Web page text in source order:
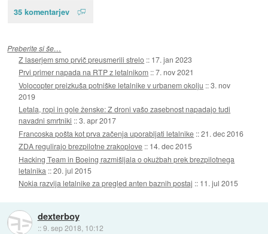
35 komentarjev
Preberite si še…
Z laserjem smo prvič preusmerili strelo :: 17. jan 2023
Prvi primer napada na RTP z letalnikom ::7. nov 2021
Volocopter preizkuša potniške letalnike v urbanem okolju ::3. nov
2019
Letala, ropi in gole ženske: Z droni vašo zasebnost napadajo tudi
navadni smrtniki ::3. apr 2017
Francoska pošta kot prva začenja uporabljati letalnike ::21. dec 2016
ZDA regulirajo brezpilotne zrakoplove :: 14. dec 2015
Hacking Team in Boeing razmišljala o okužbah prek brezpilotnega
letalnika ::20. jul 2015
Nokia razvija letalnike za pregled anten baznih postaj :: 11. jul 2015
dexterboy
::9. sep 2018, 10:12